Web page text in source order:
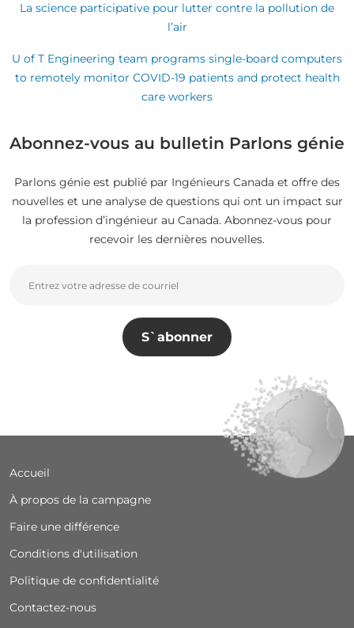
La science participative pour lutter contre la pollution de
l’air
U of T Engineering team programs single-board computers
to remotely monitor COVID-19 patients and protect health
care workers
Abonnez-vous au bulletin Parlons génie
Parlons génie est publié par Ingénieurs Canada et offre des
nouvelles et une analyse de questions qui ont un impact sur
la profession d’ingénieur au Canada. Abonnez-vous pour
recevoir les dernières nouvelles.
Footer
Accueil
À propos de la campagne
Faire une différence
Conditions d'utilisation
Politique de confidentialité
Contactez-nous